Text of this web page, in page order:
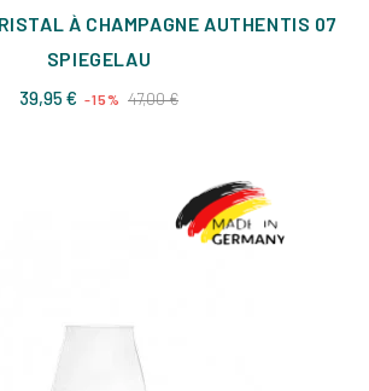
À CHAMPAGNE AUTHENTIS 07
SPIEGELAU
39,95 € Prix
-15% 47,00 €Prix